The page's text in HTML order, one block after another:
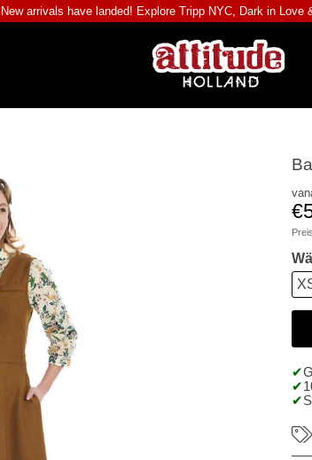
New arrivals have landed! Explore Tripp NYC, Dark in Love